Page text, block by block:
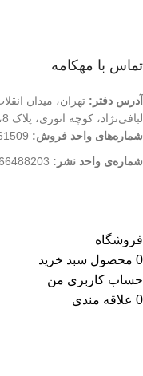
تماس با مهکامه
آدرس دفتر: تهران، میدان
لبافی‌نژاد، کوچه انوری، پلاک 8، طبقه دوم
شماره‌های واحد فروش:
شماره‌‌ی واحد نشر:
فروشگاه
0 محصول سبد خرید
حساب کاربری من
0 علاقه مندی